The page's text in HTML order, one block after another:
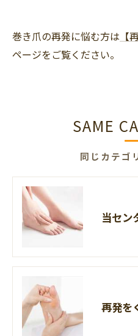
巻き爪の再発に悩む方は 【
ページをご覧ください。
同じカテゴ
SAME
当セン
再発を